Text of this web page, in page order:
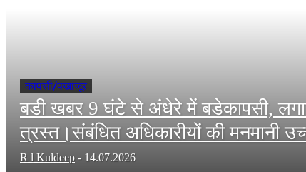
कापसी/पखांजूर
बडी खबर 9 घंटे से अंधेरे में बडेकापसी,
त्रस्त।संबंधित अधिकारीयों की मनमानी
R l Kuldeep - 14.07.2026